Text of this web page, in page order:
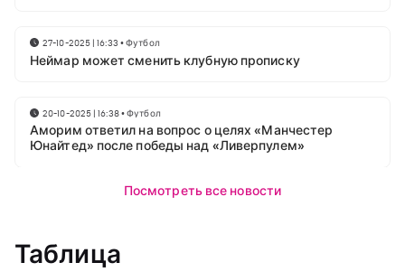
27-10-2025 | 16:33 •Футбол
Неймар может сменить клубную прописку
20-10-2025 | 16:38•Футбол
Аморим ответил на вопрос о целях «Манчестер
Юнайтед» после победы над «Ливерпулем»
Посмотреть все новости
Таблица